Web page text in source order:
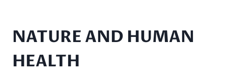
NATURE AND HUMAN
HEALTH